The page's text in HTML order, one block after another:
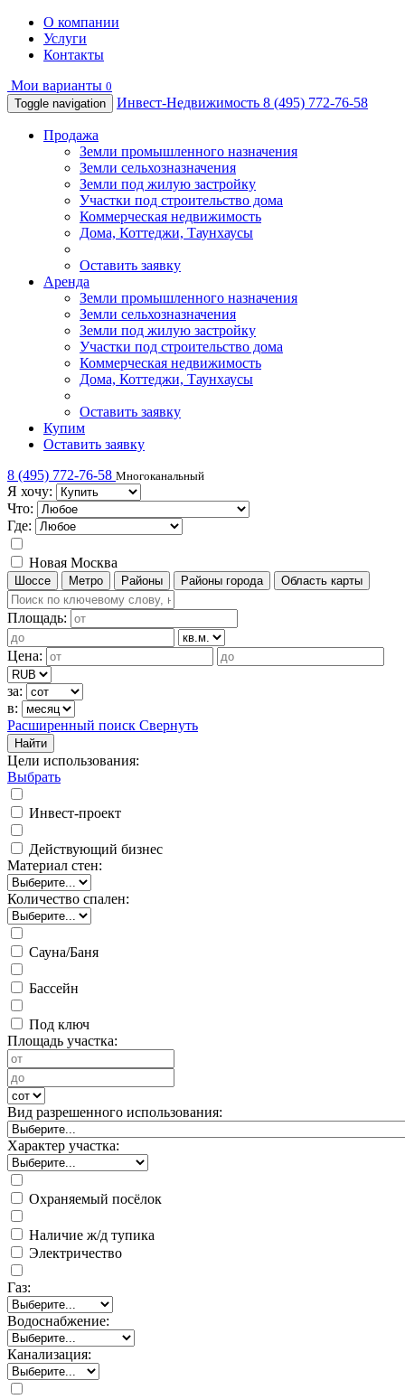
О компании
Услуги
Контакты
Мои варианты 0
Toggle navigation
Инвест-Недвижимость 8 (495) 772-76-58
Продажа
Земли промышленного назначения
Земли сельхозназначения
Земли под жилую застройку
Участки под строительство дома
Коммерческая недвижимость
Дома, Коттеджи, Таунхаусы
Оставить заявку
Аренда
Земли промышленного назначения
Земли сельхозназначения
Земли под жилую застройку
Участки под строительство дома
Коммерческая недвижимость
Дома, Коттеджи, Таунхаусы
Оставить заявку
Купим
Оставить заявку
8 (495) 772-76-58 Многоканальный
Я хочу:
Что:
Где:
Новая Москва
Шоссе Метро Районы Районы города Область карты
Площадь:
Цена:
за:
в:
Расширенный поиск Свернуть
Найти
Цели использования:
Выбрать
Инвест-проект
Действующий бизнес
Материал стен:
Количество спален:
Сауна/Баня
Бассейн
Под ключ
Площадь участка:
Вид разрешенного использования:
Характер участка:
Охраняемый посёлок
Наличие ж/д тупика
Электричество
Газ:
Водоснабжение:
Канализация: